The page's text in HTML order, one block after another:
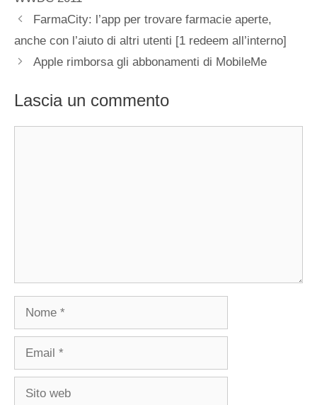
FarmaCity: l’app per trovare farmacie aperte,
anche con l’aiuto di altri utenti [1 redeem all’interno]
Apple rimborsa gli abbonamenti di MobileMe
Lascia un commento
Nome
Email
Sito